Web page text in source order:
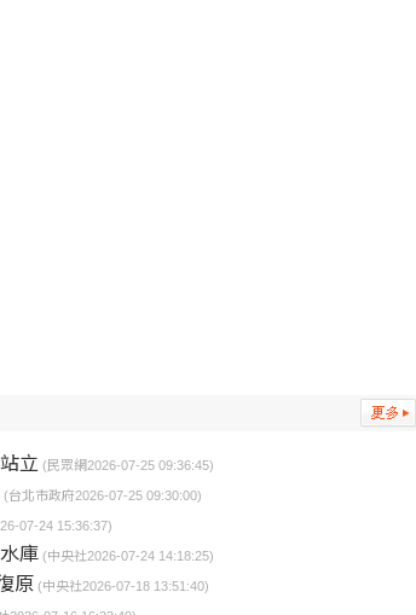
立 (民眾網2026-07-25 09:36:45)
(台北市政府2026-07-25 09:30:00)
07-24 15:36:37)
庫 (中央社2026-07-24 14:18:25)
原 (中央社2026-07-18 13:51:40)